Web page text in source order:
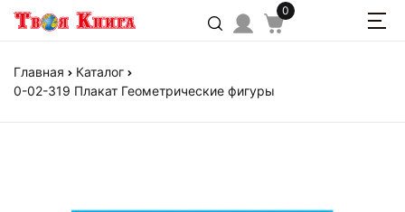
0
Главная
Каталог
0-02-319 Плакат Геометрические фигуры